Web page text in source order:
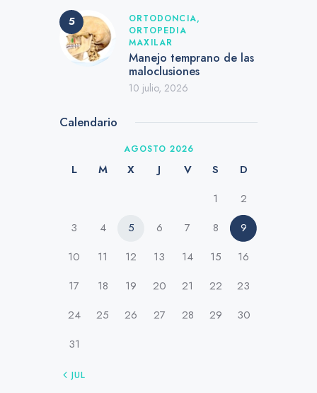
ORTODONCIA,
ORTOPEDIA
MAXILAR
Manejo temprano de las
maloclusiones
10 julio, 2026
Calendario
AGOSTO 2026
L M X J V S
D
1
2
3
4 5 6 7 8
9
10
11 12 13 14 15
16
17
18 19 20 21 22
23
24
25 26 27 28 29
30
31
« JUL